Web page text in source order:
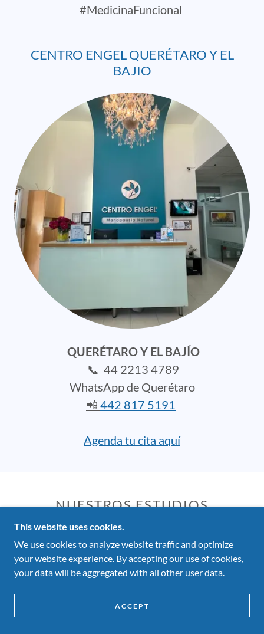
#MedicinaFuncional
CENTRO ENGEL QUERÉTARO Y EL
BAJIO
QUERÉTARO Y EL BAJÍO
📞 44 2213 4789
WhatsApp de Querétaro
📲 442 817 5191
Agenda tu cita aquí
NUESTROS ESTUDIOS
Hemaview: Impactante prueba de sangre
This website uses cookies.
We use cookies to analyze website traffic and optimize
your website experience. By accepting our use of cookies,
your data will be aggregated with all other user data.
ACCEPT